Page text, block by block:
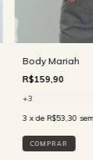
Body Mariah
R$159,90
+3
3 x de R$53,30
COMPRAR